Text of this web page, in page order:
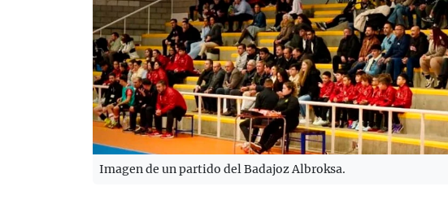
Imagen de un partido del Badajoz Albroksa.